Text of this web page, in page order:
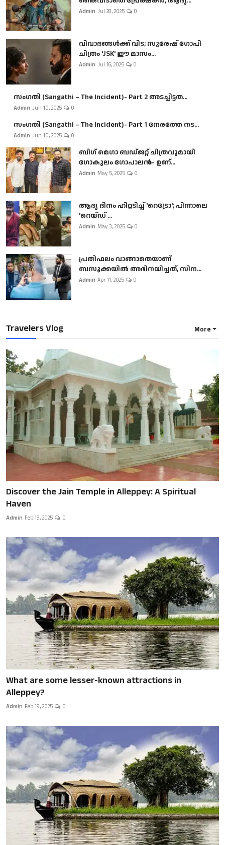
Admin Jul 28, 2025 0
വിവാദങ്ങൾക്ക് വിട; സുരേഷ് ഗോപി
ചിത്രം 'JSK' ഈ മാസം...
Admin Jul 16, 2025 0
സംഗതി (Sangathi – The Incident)- Part 2 അടച്ചിട്ടത...
Admin Jun 10, 2025 0
സംഗതി (Sangathi – The Incident)- Part 1 നേരത്തേ നട...
Admin Jun 10, 2025 0
ബി​ഗ് മെഗാ ബഡ്ജറ്റ് ചിത്രവുമായി
ഗോകുലം ഗോപാലൻ- ഉണ്...
Admin May 5, 2025 0
ആദ്യ ദിനം ഹിറ്റടിച്ച് 'റെട്രോ'; പിന്നാലെ
'റെയ്ഡ് ...
Admin May 3, 2025 0
പ്രതിഫലം വാങ്ങാതെയാണ്
ബസൂക്കയില്‍ അഭിനയിച്ചത്, സിന...
Admin Apr 11, 2025 0
Travelers Vlog More
Discover the Jain Temple in Alleppey: A Spiritual
Haven
Admin Feb 19, 2025 0
What are some lesser-known attractions in
Alleppey?
Admin Feb 19, 2025 0